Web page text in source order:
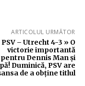
ARTICOLUL URMĂTOR
PSV – Utrecht 4-3 » O
victorie importantă
pentru Dennis Man și
Duminică, PSV are
de a obține titlul